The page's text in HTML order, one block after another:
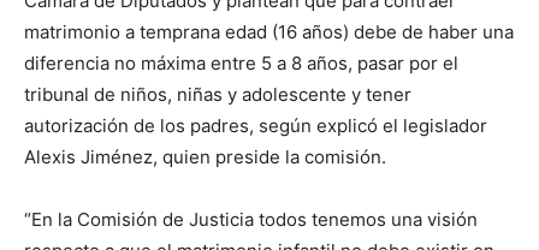
matrimonio a temprana edad (16 años) debe de haber una
diferencia no máxima entre 5 a 8 años, pasar por el
tribunal de niños, niñas y adolescente y tener
autorización de los padres, según explicó el legislador
Alexis Jiménez, quien preside la comisión.
“En la Comisión de Justicia todos tenemos una visión